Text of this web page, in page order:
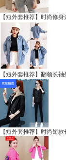
【短外套推荐】时尚修
【短外套推荐】翻领长
【短外套推荐】时尚短